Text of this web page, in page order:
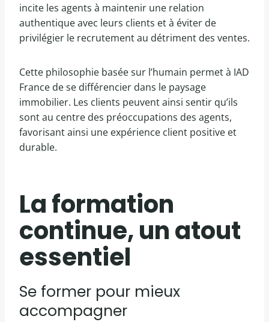
incite les agents à maintenir une relation
authentique avec leurs clients et à éviter de
privilégier le recrutement au détriment des ventes.
Cette philosophie basée sur l’humain permet à IAD
France de se différencier dans le paysage
immobilier. Les clients peuvent ainsi sentir qu’ils
sont au centre des préoccupations des agents,
favorisant ainsi une expérience client positive et
durable.
La formation
continue, un atout
essentiel
Se former pour mieux
accompagner